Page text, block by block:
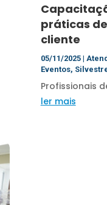
práticas
cliente
05/11/2025|
Eventos,
Profissionais
ler mais